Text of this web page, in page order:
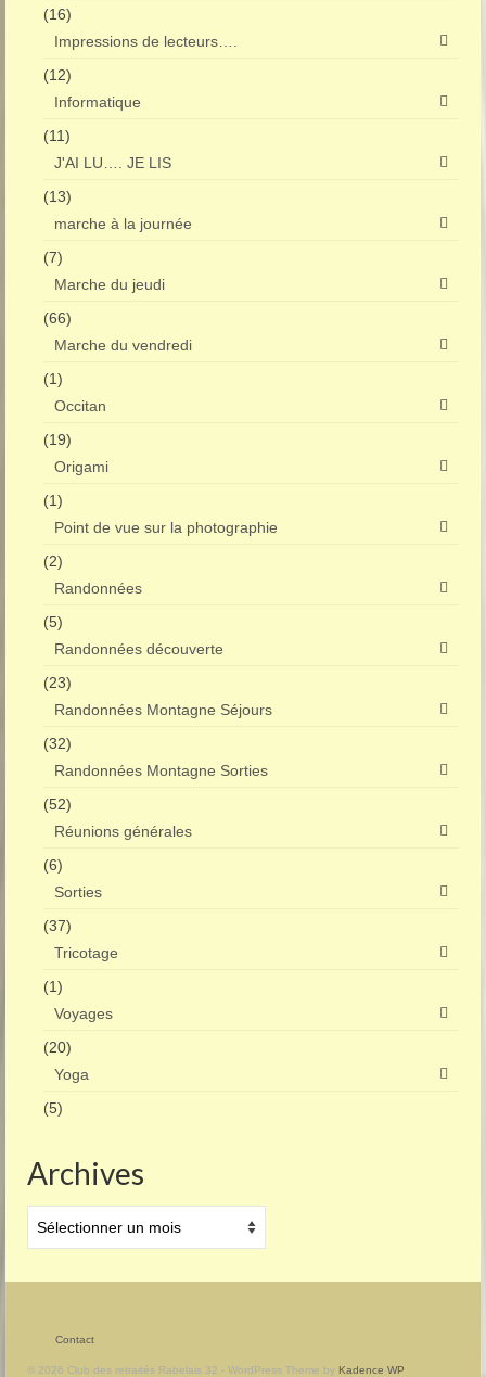
(16)
Impressions de lecteurs….
(12)
Informatique
(11)
J'AI LU…. JE LIS
(13)
marche à la journée
(7)
Marche du jeudi
(66)
Marche du vendredi
(1)
Occitan
(19)
Origami
(1)
Point de vue sur la photographie
(2)
Randonnées
(5)
Randonnées découverte
(23)
Randonnées Montagne Séjours
(32)
Randonnées Montagne Sorties
(52)
Réunions générales
(6)
Sorties
(37)
Tricotage
(1)
Voyages
(20)
Yoga
(5)
Archives
Contact
© 2026 Club des retraités Rabelais 32 - WordPress Theme by Kadence WP